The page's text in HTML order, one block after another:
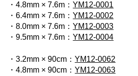
・4.8mm × 7.6m： YM12-0001
・6.4mm × 7.6m： YM12-0002
・8.0mm × 7.6m： YM12-0003
・9.5mm × 7.6m： YM12-0004
・3.2mm × 90cm：YM12-0062
・4.8mm × 90cm：YM12-0063